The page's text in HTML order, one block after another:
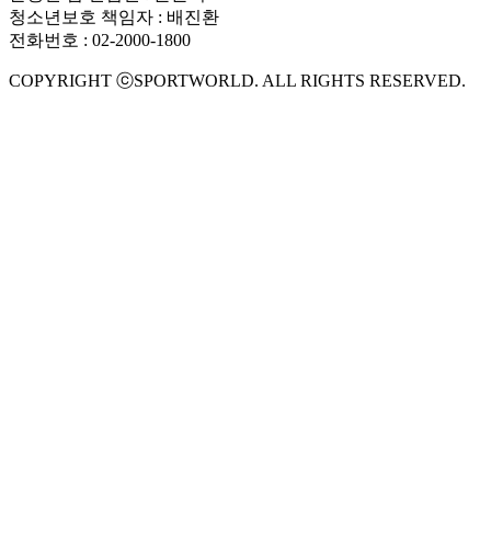
청소년보호 책임자 : 배진환
전화번호 : 02-2000-1800
COPYRIGHT ⓒSPORTWORLD. ALL RIGHTS RESERVED.